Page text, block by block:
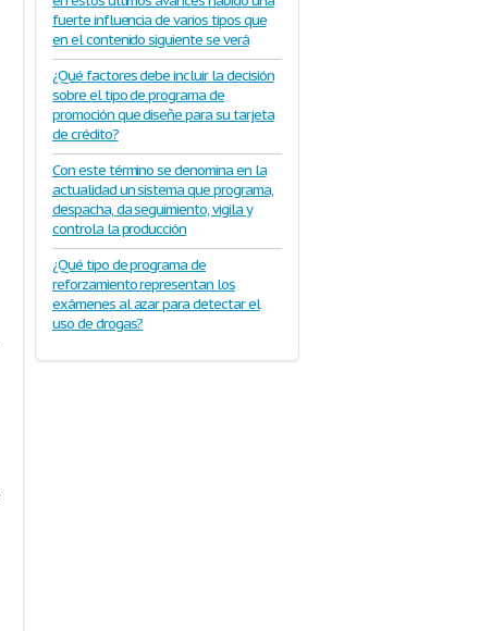
fuerte influencia de varios tipos que
en el contenido siguiente se verá
¿Qué factores debe incluir la decisión
sobre el tipo de programa de
promoción que diseñe para su tarjeta
de crédito?
Con este término se denomina en la
actualidad un sistema que programa,
despacha, da seguimiento, vigila y
controla la producción
¿Qué tipo de programa de
reforzamiento representan los
exámenes al azar para detectar el
uso de drogas?